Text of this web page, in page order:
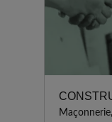
Maçonnerie,